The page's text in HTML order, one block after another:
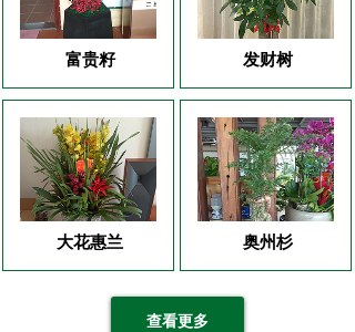
富贵籽 发财树
大花惠兰 奥州杉
查看更多